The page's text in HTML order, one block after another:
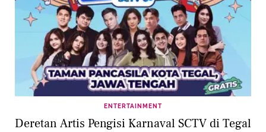
ENTERTAINMENT
Deretan Artis Pengisi Karnaval SCTV di Tegal